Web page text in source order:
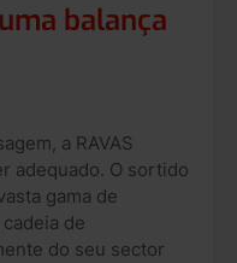
balança
a RAVAS
adequado. O sortido
gama de
de
do seu sector